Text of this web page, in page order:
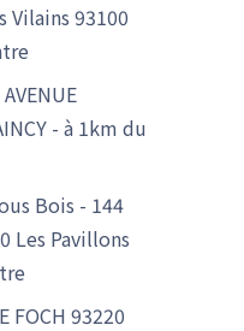
Vilains 93100
- à 1km du
Bois - 144
Les Pavillons
FOCH 93220